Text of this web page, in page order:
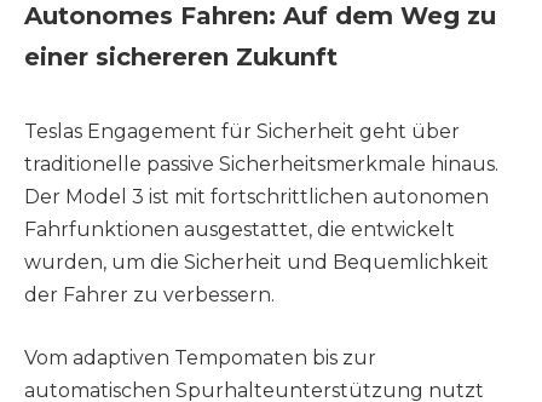
Autonomes Fahren: Auf dem Weg zu
einer sichereren Zukunft
Teslas Engagement für Sicherheit geht über
traditionelle passive Sicherheitsmerkmale hinaus.
Der Model 3 ist mit fortschrittlichen autonomen
Fahrfunktionen ausgestattet, die entwickelt
wurden, um die Sicherheit und Bequemlichkeit
der Fahrer zu verbessern.
Vom adaptiven Tempomaten bis zur
automatischen Spurhalteunterstützung nutzt